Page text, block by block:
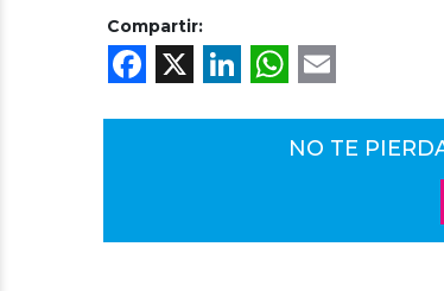
Compartir:
Facebook
X LinkedIn
NO TE